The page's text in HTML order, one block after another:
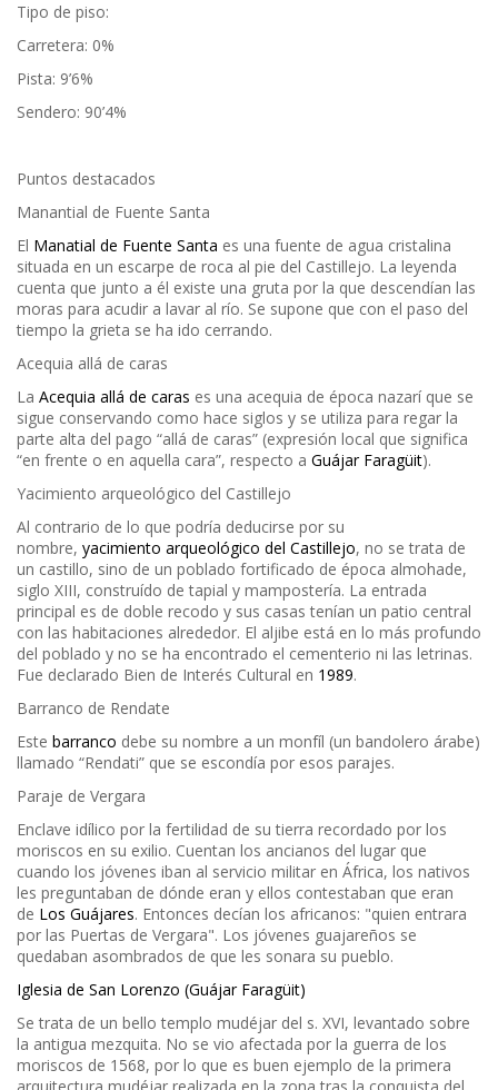
Tipo de piso:
Carretera: 0%
Pista: 9’6%
Sendero: 90’4%
Puntos destacados
Manantial de Fuente Santa
El Manatial de Fuente Santa es una fuente de agua cristalina
situada en un escarpe de roca al pie del Castillejo. La leyenda
cuenta que junto a él existe una gruta por la que descendían las
moras para acudir a lavar al río. Se supone que con el paso del
tiempo la grieta se ha ido cerrando.
Acequia allá de caras
La Acequia allá de caras es una acequia de época nazarí que se
sigue conservando como hace siglos y se utiliza para regar la
parte alta del pago “allá de caras” (expresión local que significa
“en frente o en aquella cara”, respecto a Guájar Faragüit).
Yacimiento arqueológico del Castillejo
Al contrario de lo que podría deducirse por su
nombre, yacimiento arqueológico del Castillejo, no se trata de
un castillo, sino de un poblado fortificado de época almohade,
siglo XIII, construído de tapial y mampostería. La entrada
principal es de doble recodo y sus casas tenían un patio central
con las habitaciones alrededor. El aljibe está en lo más profundo
del poblado y no se ha encontrado el cementerio ni las letrinas.
Fue declarado Bien de Interés Cultural en 1989.
Barranco de Rendate
Este barranco debe su nombre a un monfíl (un bandolero árabe)
llamado “Rendati” que se escondía por esos parajes.
Paraje de Vergara
Enclave idílico por la fertilidad de su tierra recordado por los
moriscos en su exilio. Cuentan los ancianos del lugar que
cuando los jóvenes iban al servicio militar en África, los nativos
les preguntaban de dónde eran y ellos contestaban que eran
de Los Guájares. Entonces decían los africanos: "quien entrara
por las Puertas de Vergara". Los jóvenes guajareños se
quedaban asombrados de que les sonara su pueblo.
Iglesia de San Lorenzo (Guájar Faragüit)
Se trata de un bello templo mudéjar del s. XVI, levantado sobre
la antigua mezquita. No se vio afectada por la guerra de los
moriscos de 1568, por lo que es buen ejemplo de la primera